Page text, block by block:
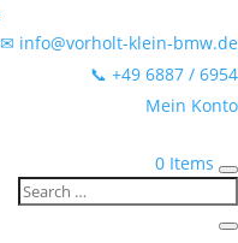
✉ info@vorholt-klein-bmw.de
📞 +49 6887 / 6954
Mein Konto
0 Items